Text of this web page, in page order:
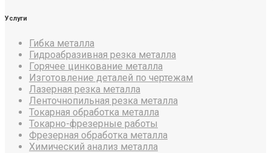
Услуги
Гибка металла
Гидроабразивная резка металла
Горячее цинкование металла
Изготовление деталей по чертежам
Лазерная резка металла
Ленточнопильная резка металла
Токарная обработка металла
Токарно-фрезерные работы
Фрезерная обработка металла
Химический анализ металла